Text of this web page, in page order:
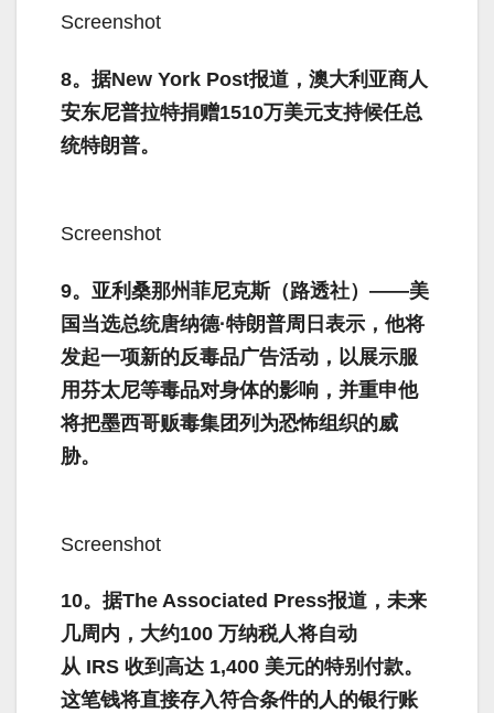
Screenshot
8。据New York Post报道，澳大利亚商人
安东尼普拉特捐赠1510万美元支持候任总
统特朗普。
Screenshot
9。亚利桑那州菲尼克斯（路透社）——美
国当选总统唐纳德·特朗普周日表示，他将
发起一项新的反毒品广告活动，以展示服
用芬太尼等毒品对身体的影响，并重申他
将把墨西哥贩毒集团列为恐怖组织的威
胁。
Screenshot
10。据The Associated Press报道，未来
几周内，大约100 万纳税人将自动
从 IRS 收到高达 1,400 美元的特别付款。
这笔钱将直接存入符合条件的人的银行账